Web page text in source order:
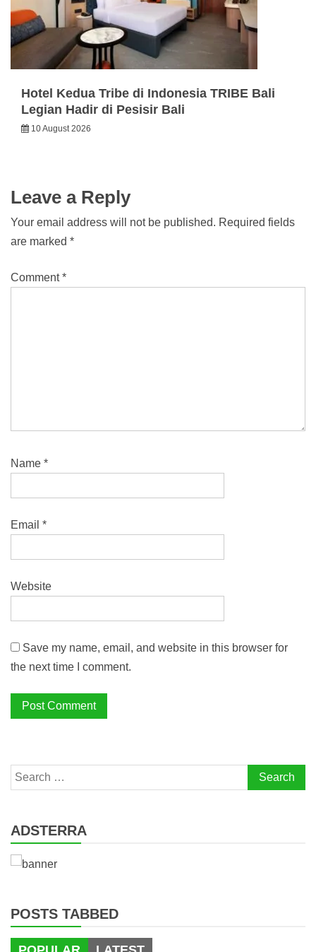
Hotel Kedua Tribe di Indonesia TRIBE Bali
Legian Hadir di Pesisir Bali
10 August 2026
Leave a Reply
Your email address will not be published. Required fields
are marked *
Comment*
Name *
Email *
Website
Save my name, email, and website in this browser for
the next time I comment.
Search
for:
ADSTERRA
POSTS TABBED